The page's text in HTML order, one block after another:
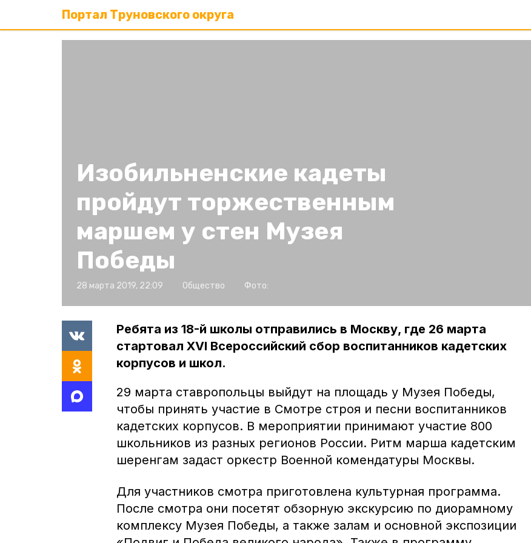
Портал Труновского округа
Изобильненские кадеты
пройдут торжественным
маршем у стен Музея
Победы
28 марта 2019, 22:09 Общество Фото:
Ребята из 18-й школы отправились в Москву, где 26 марта
стартовал XVI Всероссийский сбор воспитанников кадетских
корпусов и школ.
29 марта ставропольцы выйдут на площадь у Музея Победы,
чтобы принять участие в Смотре строя и песни воспитанников
кадетских корпусов. В мероприятии принимают участие 800
школьников из разных регионов России. Ритм марша кадетским
шеренгам задаст оркестр Военной комендатуры Москвы.
Для участников смотра приготовлена культурная программа.
После смотра они посетят обзорную экскурсию по диорамному
комплексу Музея Победы, а также залам и основной экспозиции